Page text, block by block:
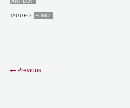
ANTIDOTI
TAGGED: FUMO.
Previous